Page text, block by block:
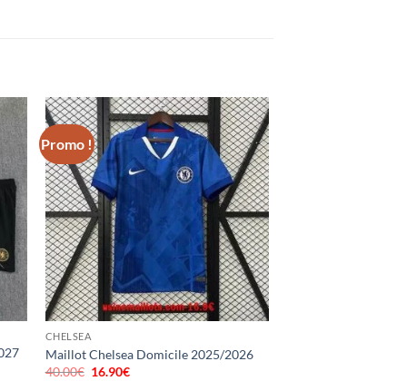
Promo !
CHELSEA
Maillot Chelsea Domicile 2025/2026
40.00€ Le
16.90€Le